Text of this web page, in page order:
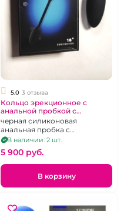
5.0 3 отзыва
Кольцо эрекционное с
анальной пробкой с
беспроводным пультом
черная силиконовая
анальная пробка с
эрекционным кольцом на
сцепке, с вибрацией и
пультом
В наличии: 2 шт.
5 900 pуб.
В корзину